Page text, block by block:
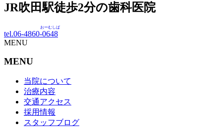
JR吹田駅徒歩2分の歯科医院
tel.06-4860-0648
おーむしば
MENU
MENU
当院について
治療内容
交通アクセス
採用情報
スタッフブログ